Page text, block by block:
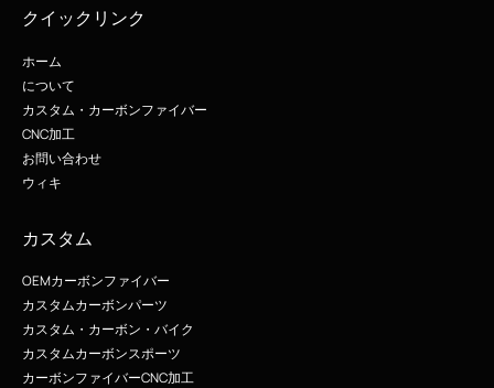
クイックリンク
ホーム
について
カスタム・カーボンファイバー
CNC加工
お問い合わせ
ウィキ
カスタム
OEMカーボンファイバー
カスタムカーボンパーツ
カスタム・カーボン・バイク
カスタムカーボンスポーツ
カーボンファイバーCNC加工